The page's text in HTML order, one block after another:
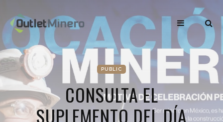
PUBLIC
CONSULTA EL
SUPLEMENTO DEL DÍA